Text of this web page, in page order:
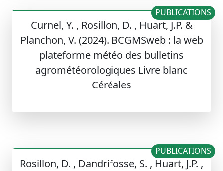
Curnel, Y. , Rosillon, D. , Huart, J.P. &
Planchon, V. (2024). BCGMSweb : la web
plateforme météo des bulletins
agrométéorologiques Livre blanc
Céréales
PUBLICATIONS
Rosillon, D. , Dandrifosse, S. , Huart, J.P. ,
PUBLICATIONS